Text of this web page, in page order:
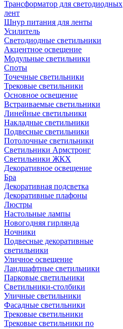
Трансформатор для светодиодных
лент
Шнур питания для ленты
Усилитель
Светодиодные светильники
Акцентное освещение
Модульные светильники
Споты
Точечные светильники
Трековые светильники
Основное освещение
Встраиваемые светильники
Линейные светильники
Накладные светильники
Подвесные светильники
Потолочные светильники
Светильники Армстронг
Светильники ЖКХ
Декоративное освещение
Бра
Декоративная подсветка
Декоративные плафоны
Люстры
Настольные лампы
Новогодняя гирлянда
Ночники
Подвесные декоративные
светильники
Уличное освещение
Ландшафтные светильники
Парковые светильники
Светильники-столбики
Уличные светильники
Фасадные светильники
Трековые светильники
Трековые светильники по